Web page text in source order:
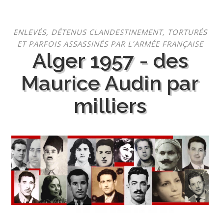
contenu
ENLEVÉS, DÉTENUS CLANDESTINEMENT, TORTURÉS
ET PARFOIS ASSASSINÉS PAR L’ARMÉE FRANÇAISE
Alger 1957 - des
Maurice Audin par
milliers